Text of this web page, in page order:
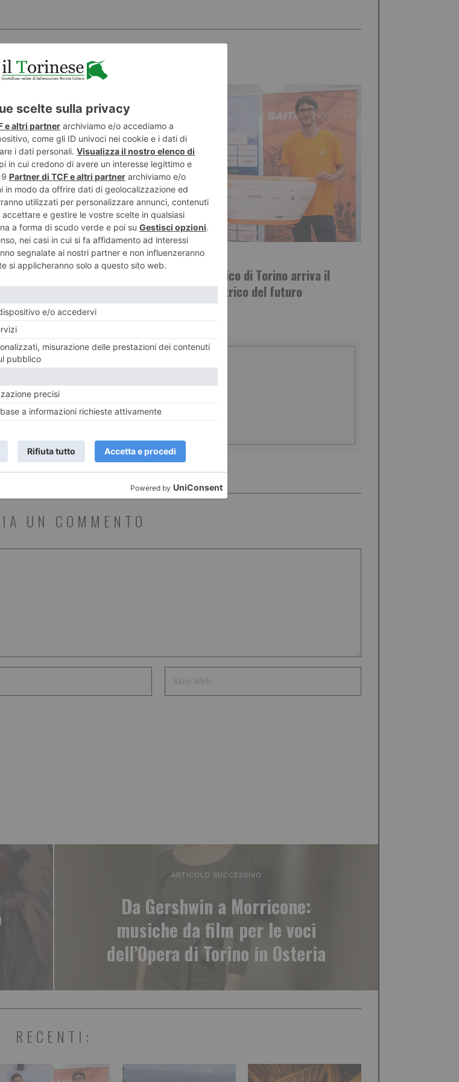
INTERESSARTI...
a Torino: 107 negozi e
nelle settimane più
7 AGOSTO 2026
Dal Politecnico di Torino arriva il
motore elettrico del futuro
UN COMMENTO
ARTICOLO SUCCESSIVO
Da Gershwin a Morricone:
musiche da film per le voci
dell’Opera di Torino in Osteria
RECENTI: